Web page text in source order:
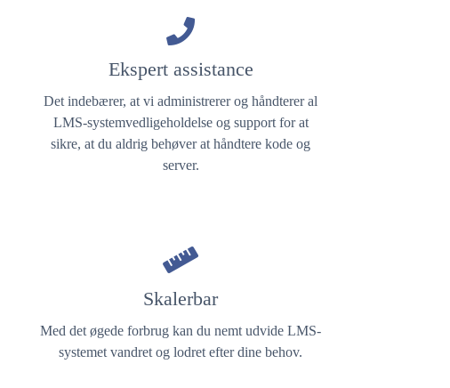
Ekspert assistance
Det indebærer, at vi administrerer og håndterer al
LMS-systemvedligeholdelse og support for at
sikre, at du aldrig behøver at håndtere kode og
server.
Skalerbar
Med det øgede forbrug kan du nemt udvide LMS-
systemet vandret og lodret efter dine behov.